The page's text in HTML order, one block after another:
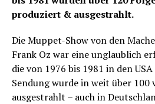
produziert & ausgestrahlt.
Die Muppet-Show von den
Frank Oz war eine unglaublich
die von 1976 bis 1981 in den
Sendung wurde in weit über 100
ausgestrahlt – auch in